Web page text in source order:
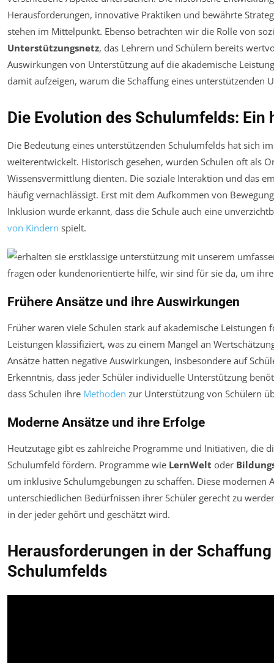
Herausforderungen, innovative Praktiken und bewährte
stehen im Mittelpunkt. Ebenso betrachten wir die Rolle von
Unterstützungsnetz, das Lehrern und Schülern bereits
Auswirkungen von Unterstützung auf die akademische
damit aufzeigen, warum die Schaffung eines unterstützenden
Die Evolution des Schulumfelds:
Die Bedeutung eines unterstützenden Schulumfelds hat sich
weiterentwickelt. Historisch gesehen, wurden Schulen oft als
Wissensvermittlung dienten. Die soziale Interaktion und das
häufig vernachlässigt. Erst mit dem Aufkommen von
Inklusion wurde erkannt, dass die Schule auch eine
von Kindern spielt.
Frühere Ansätze und ihre Auswirkungen
Früher waren viele Schulen stark auf akademische
Leistungen klassifiziert, was zu einem Mangel an
Ansätze hatten negative Auswirkungen, insbesondere auf
Erkenntnis, dass jeder Schüler individuelle Unterstützung
dass Schulen ihre Methoden zur Unterstützung von Schülern
Moderne Ansätze und ihre Erfolge
Heutzutage gibt es zahlreiche Programme und Initiativen, die
Schulumfeld fördern. Programme wie LernWelt oder
um inklusive Schulumgebungen zu schaffen. Diese modernen
unterschiedlichen Bedürfnissen ihrer Schüler gerecht zu
in der jeder gehört und geschätzt wird.
Herausforderungen in der
Schulumfelds